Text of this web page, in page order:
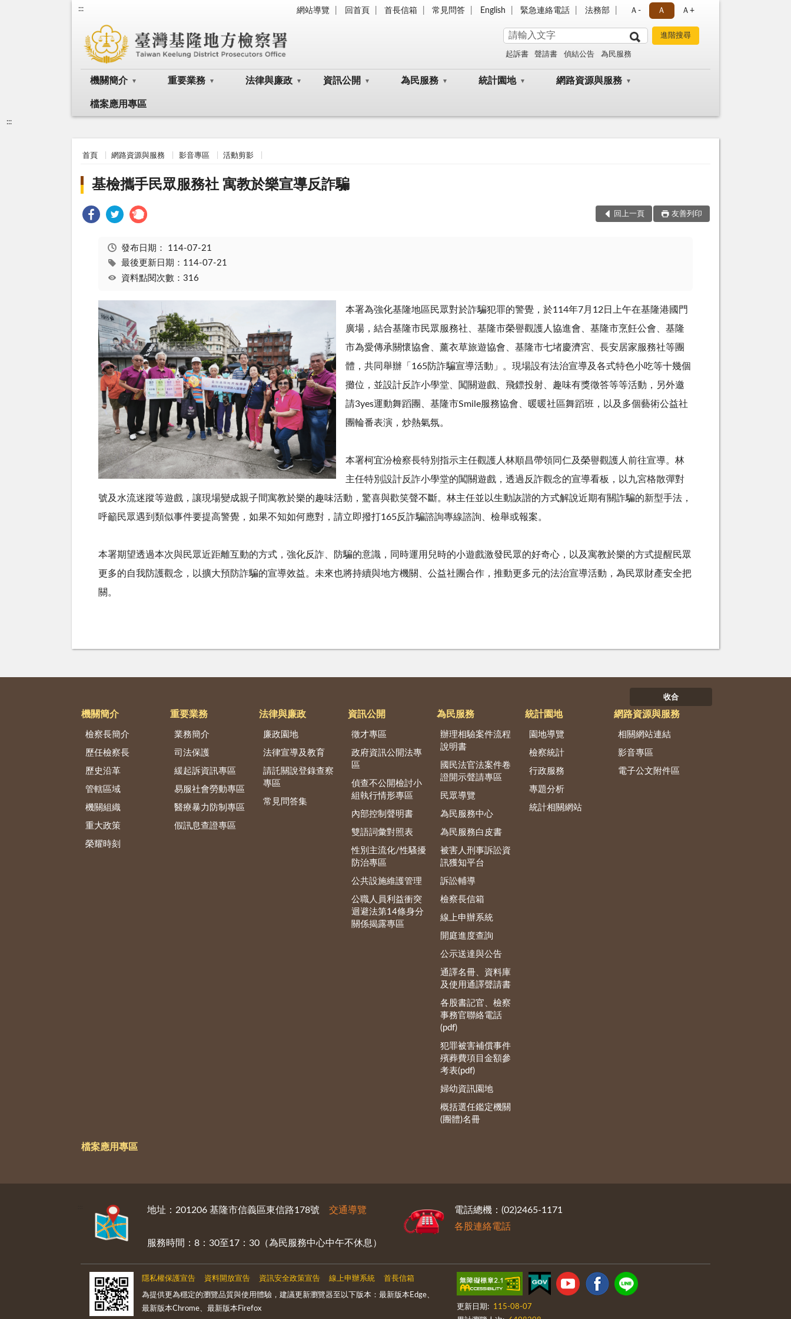
::: 網站導覽 回首頁 首長信箱 常見問答 English 緊急連絡電話 法務部 Ａ- Ａ Ａ+
起訴書 聲請書 偵結公告 為民服務
機關簡介 重要業務 法律與廉政 資訊公開 為民服務 統計園地 網路資源與服務
檔案應用專區
:::
首頁 網路資源與服務 影音專區 活動剪影
基檢攜手民眾服務社 寓教於樂宣導反詐騙
回上一頁 友善列印
發布日期： 114-07-21
最後更新日期：114-07-21
資料點閱次數：316
本署為強化基隆地區民眾對於詐騙犯罪的警覺，於114年7月 12日上午在基隆港國門
廣場，結合基隆市民眾服務社、基隆市榮譽觀護人協進會、基隆市烹飪公會、基隆
市為愛傳承關懷協會、薰衣草旅遊協會、基隆市七堵慶濟宮、長安居家服務社等團
體，共同舉辦「165防詐騙宣導活動」。現場設有法治宣導及各式特色小吃等十幾個
攤位，並設計反詐小學堂、闖關遊戲、飛鏢投射、趣味有獎徵答等等活動，另外邀
請3yes運動舞蹈團、基隆市Smile服務協會、暖暖社區舞蹈班，以及多個藝術公益社
團輪番表演，炒熱氣氛。
本署柯宜汾檢察長特別指示主任觀護人林順昌帶領同仁及榮譽觀護人前往宣導。林
主任特別設計反詐小學堂的闖關遊戲，透過反詐觀念的宣導看板，以九宮格散彈對
號及水流迷蹤等遊戲，讓現場變成親子間寓教於樂的趣味活動，驚喜與歡笑聲不斷。林主任並以生動詼諧的方式解說近期有關詐騙的新型手法，
呼籲民眾遇到類似事件要提高警覺，如果不知如何應對，請立即撥打165反詐騙諮詢專線諮詢、檢舉或報案。
本署期望透過本次與民眾近距離互動的方式，強化反詐、防騙的意識，同時運用兒時的小遊戲激發民眾的好奇心，以及寓教於樂的方式提醒民眾
更多的自我防護觀念，以擴大預防詐騙的宣導效益。未來也將持續與地方機關、公益社團合作，推動更多元的法治宣導活動，為民眾財產安全把
關。
收合
機關簡介
檢察長簡介
歷任檢察長
歷史沿革
管轄區域
機關組織
重大政策
榮耀時刻
重要業務
業務簡介
司法保護
緩起訴資訊專區
易服社會勞動專區
醫療暴力防制專區
假訊息查證專區
法律與廉政
廉政園地
法律宣導及教育
請託關說登錄查察
專區
常見問答集
資訊公開
徵才專區
政府資訊公開法專
區
偵查不公開檢討小
組執行情形專區
內部控制聲明書
雙語詞彙對照表
性別主流化/性騷擾
防治專區
公共設施維護管理
公職人員利益衝突
迴避法第14條身分
關係揭露專區
為民服務
辦理相驗案件流程
說明書
國民法官法案件卷
證開示聲請專區
民眾導覽
為民服務中心
為民服務白皮書
被害人刑事訴訟資
訊獲知平台
訴訟輔導
檢察長信箱
線上申辦系統
開庭進度查詢
公示送達與公告
通譯名冊、資料庫
及使用通譯聲請書
各股書記官、檢察
事務官聯絡電話
(pdf)
犯罪被害補償事件
殯葬費項目金額參
考表(pdf)
婦幼資訊園地
概括選任鑑定機關
(團體)名冊
統計園地
園地導覽
檢察統計
行政服務
專題分析
統計相關網站
網路資源與服務
相關網站連結
影音專區
電子公文附件區
檔案應用專區
地址：201206 基隆市信義區東信路178號 交通導覽
服務時間：8：30至17：30（為民服務中心中午不休息）
電話總機：(02)2465-1171
各股連絡電話
隱私權保護宣告 資料開放宣告 資訊安全政策宣告 線上申辦系統 首長信箱
為提供更為穩定的瀏覽品質與使用體驗，建議更新瀏覽器至以下版本：最新版本Edge、
最新版本Chrome、最新版本Firefox
更新日期:
115-08-07